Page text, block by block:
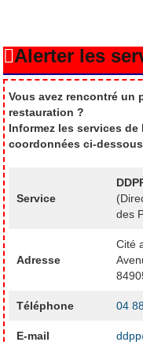
Alerter les
Vous avez rencontré un
restauration ?
Informez les services
coordonnées ci-
Service
des
Adresse
Cité
Téléphone 04
E-mail